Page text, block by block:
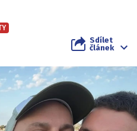
Sdílet
článek